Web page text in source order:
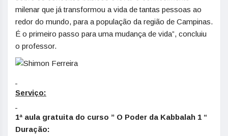
milenar que já transformou a vida de tantas pessoas ao
redor do mundo, para a população da região de Campinas.
É o primeiro passo para uma mudança de vida”, concluiu
o professor.
Serviço:
1ª aula gratuita do curso ” O Poder da Kabbalah 1 “
Duração: